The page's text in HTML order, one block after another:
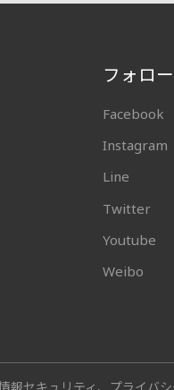
フォロ
Facebook
Instagram
Line
Twitter
Youtube
Weibo